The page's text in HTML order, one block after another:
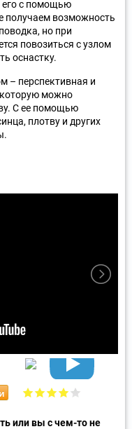
его с помощью
получаем возможность
но при
повозиться с узлом
оснастку.
– перспективная и
которую можно
С ее помощью
плотву и других
или вы с чем-то не